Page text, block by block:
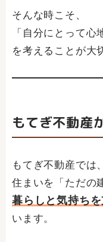
そんな時こそ、
「自分にとって心
を考えることが大
もてぎ不動産
もてぎ不動産では、
住まいを「ただの
暮らしと気持ち
います。